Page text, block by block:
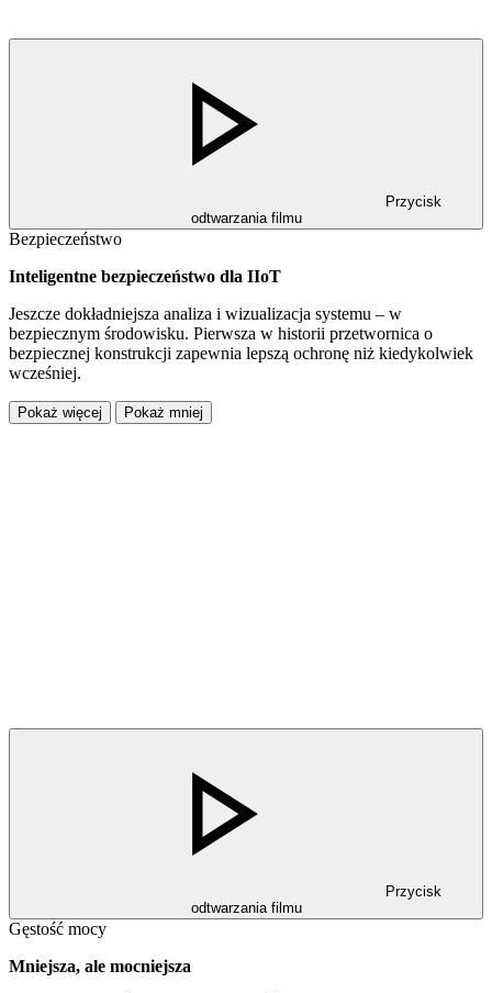
Przycisk
odtwarzania filmu
Bezpieczeństwo
Inteligentne bezpieczeństwo dla IIoT
Jeszcze dokładniejsza analiza i wizualizacja systemu – w
bezpiecznym środowisku. Pierwsza w historii przetwornica o
bezpiecznej konstrukcji zapewnia lepszą ochronę niż kiedykolwiek
wcześniej.
Pokaż więcej Pokaż mniej
Przycisk
odtwarzania filmu
Gęstość mocy
Mniejsza, ale mocniejsza